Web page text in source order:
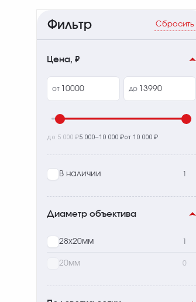
Фильтр Сбросить
Цена, ₽
от до
до 5 000 ₽5 000–10 000 ₽от 10 000 ₽
В наличии 1
Диаметр объектива
28x20мм 1
20мм 0